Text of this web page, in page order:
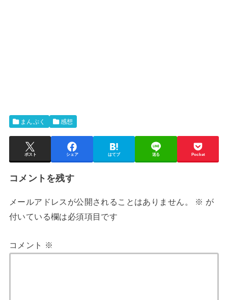
まんぷく 感想
ポスト シェア はてブ 送る Pocket
コメントを残す
メールアドレスが公開されることはありません。 ※ が
付いている欄は必須項目です
コメント ※